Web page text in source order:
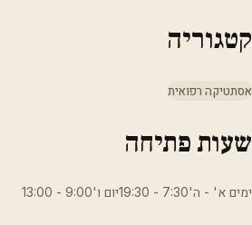
קטגוריה
אסתטיקה רפואית
שעות פתיחה
ימים א' - ה'7:30 - 19:30יום ו'9:00 - 13:00